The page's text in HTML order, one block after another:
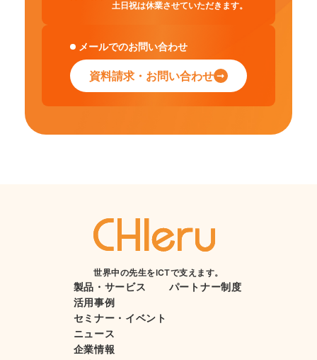
土日祝は休業させていただきます。
メールでのお問い合わせ
資料請求・お問い合わせ
世界中の先生をICTで支えます。
製品・サービス
活用事例
セミナー・イベント
ニュース
企業情報
パートナー制度